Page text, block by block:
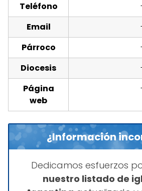
Teléfono
Email
Párroco
Diocesis
Página
web
¿Información
Dedicamos esfuerzos
nuestro listado de